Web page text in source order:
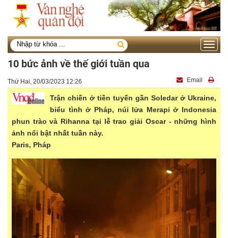
Toggle
10 bức ảnh về thế giới tuần qua
Thứ Hai, 20/03/2023 12:26 Email
Trận chiến ở tiền tuyến gần Soledar ở Ukraine,
biểu tình ở Pháp, núi lửa Merapi ở Indonesia
phun trào và Rihanna tại lễ trao giải Oscar - những hình
ảnh nổi bật nhất tuần này.
Paris, Pháp